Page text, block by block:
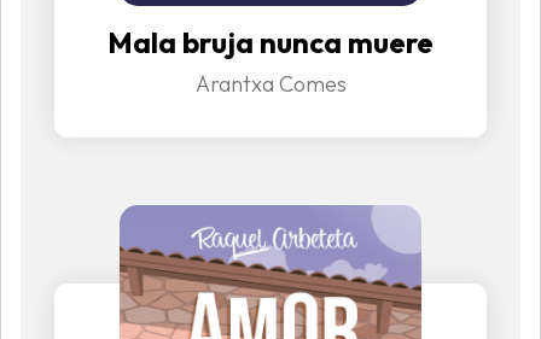
Mala bruja nunca muere
Arantxa Comes